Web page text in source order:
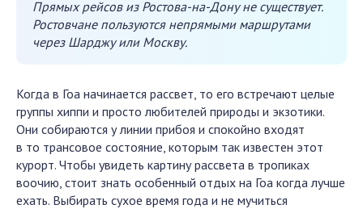
Прямых рейсов из Ростова-на-Дону не существует.
Ростовчане пользуются непрямыми маршрутами
через Шарджу или Москву.
Когда в Гоа начинается рассвет, то его встречают целые
группы хиппи и просто любителей природы и экзотики.
Они собираются у линии прибоя и спокойно входят
в то трансовое состояние, которым так известен этот
курорт. Чтобы увидеть картину рассвета в тропиках
воочию, стоит знать особенный отдых на Гоа когда лучше
ехать. Выбирать сухое время года и не мучиться